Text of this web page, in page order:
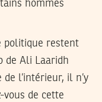
hommes
politique restent
de Ali Laaridh
l’intérieur, il n’y
vous de cette